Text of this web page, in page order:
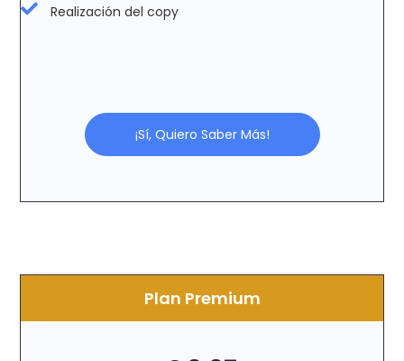
Realización del copy
¡Sí, Quiero Saber Más!
Plan Premium